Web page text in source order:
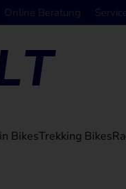
Online Beratung
BikesTrekking Bikes